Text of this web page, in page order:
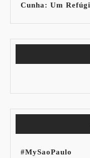
Cunha: Um
15% de
#MySaoPaulo